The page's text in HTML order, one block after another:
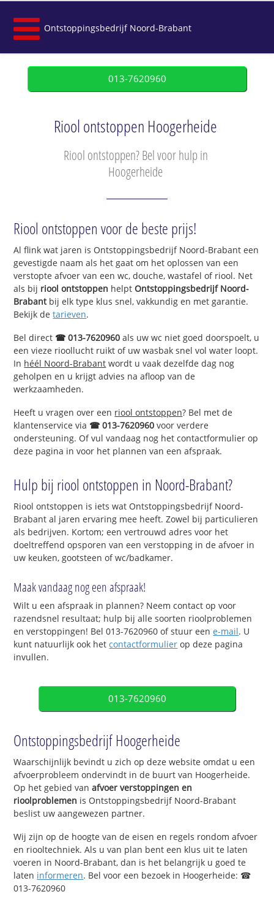
Ontstoppingsbedrijf Noord-Brabant
013-7620960
Riool ontstoppen Hoogerheide
Riool ontstoppen? Bel voor hulp in
Hoogerheide
Riool ontstoppen voor de beste prijs!
Al flink wat jaren is Ontstoppingsbedrijf Noord-Brabant een
gevestigde naam als het gaat om het oplossen van een
verstopte afvoer van een wc, douche, wastafel of riool. Net
als bij riool ontstoppen helptOntstoppingsbedrijf Noord-
Brabantbij elk type klus snel, vakkundig en met garantie.
Bekijk detarieven.
Bel direct ☎ 013-7620960 als uw wc niet goed doorspoelt, u
een vieze rioollucht ruikt of uw wasbak snel vol water loopt.
In héél Noord-Brabant wordt u vaak dezelfde dag nog
geholpen en u krijgt advies na afloop van de
werkzaamheden.
Heeft u vragen over een riool ontstoppen? Bel met de
klantenservice via ☎ 013-7620960 voor verdere
ondersteuning. Of vul vandaag nog het contactformulier op
deze pagina in voor het plannen van een afspraak.
Hulp bij riool ontstoppen in Noord-Brabant?
Riool ontstoppen is iets wat Ontstoppingsbedrijf Noord-
Brabant al jaren ervaring mee heeft. Zowel bij particulieren
als bedrijven. Kortom; een vertrouwd adres voor het
doeltreffend opsporen van een verstopping in de afvoer in
uw keuken, gootsteen of wc/badkamer.
Maak vandaag nog een afspraak!
Wilt u een afspraak in plannen? Neem contact op voor
razendsnel resultaat; hulp bij alle soorten rioolproblemen
en verstoppingen! Bel 013-7620960 of stuur eene-mail. U
kunt natuurlijk ook hetcontactformulier op deze pagina
invullen.
013-7620960
Ontstoppingsbedrijf Hoogerheide
Waarschijnlijk bevindt u zich op deze website omdat u een
afvoerprobleem ondervindt in de buurt van Hoogerheide.
Op het gebied vanafvoer verstoppingen en
rioolproblemen is Ontstoppingsbedrijf Noord-Brabant
beslist uw aangewezen partner.
Wij zijn op de hoogte van de eisen en regels rondom afvoer
en riooltechniek. Als u van plan bent een klus uit te laten
voeren in Noord-Brabant, dan is het belangrijk u goed te
laten informeren. Bel voor een bezoek in Hoogerheide: ☎
013-7620960